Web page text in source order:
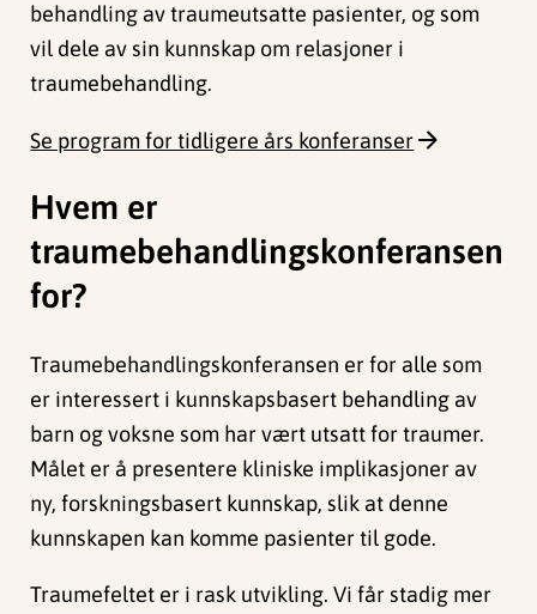
behandling av traumeutsatte pasienter, og som
vil dele av sin kunnskap om relasjoner i
traumebehandling.
Se program for tidligere års konferanser
Hvem er
traumebehandlingskonferansen
for?
Traumebehandlingskonferansen er for alle som
er interessert i kunnskapsbasert behandling av
barn og voksne som har vært utsatt for traumer.
Målet er å presentere kliniske implikasjoner av
ny, forskningsbasert kunnskap, slik at denne
kunnskapen kan komme pasienter til gode.
Traumefeltet er i rask utvikling. Vi får stadig mer